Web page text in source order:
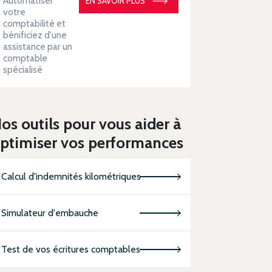
votre
comptabilité et
bénificiez d'une
assistance par un
comptable
spécialisé
outils pour vous aider à
vos performances
Calcul d'indemnités kilométriques
Simulateur d'embauche
Test de vos écritures comptables